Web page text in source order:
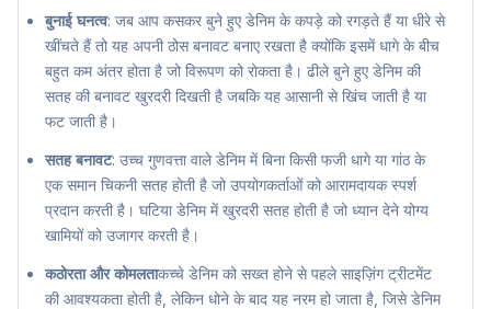
बुनाई घनत्व: जब आप कसकर बुने हुए डेनिम के कपड़े को रगड़ते हैं या धीरे से
खींचते हैं तो यह अपनी ठोस बनावट बनाए रखता है क्योंकि इसमें धागे के बीच
बहुत कम अंतर होता है जो विरूपण को रोकता है। ढीले बुने हुए डेनिम की
सतह की बनावट खुरदरी दिखती है जबकि यह आसानी से खिंच जाती है या
फट जाती है।
सतह बनावट: उच्च गुणवत्ता वाले डेनिम में बिना किसी फजी धागे या गांठ के
एक समान चिकनी सतह होती है जो उपयोगकर्ताओं को आरामदायक स्पर्श
प्रदान करती है। घटिया डेनिम में खुरदरी सतह होती है जो ध्यान देने योग्य
खामियों को उजागर करती है।
कठोरता और कोमलताकच्चे डेनिम को सख्त होने से पहले साइज़िंग ट्रीटमेंट
की आवश्यकता होती है, लेकिन धोने के बाद यह नरम हो जाता है, जिसे डेनिम